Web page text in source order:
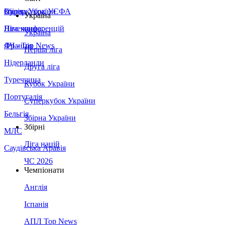
Збірна України
Італія
Німеччина
Франція
Нідерланди
Туреччина
Португалія
Бельгія
МЛС
Саудівська Аравія
Суперкубок УЄФА
Ліга конференцій
ЛЧ - Top News
Україна
Україна
Перша ліга
Друга ліга
Кубок України
Суперкубок України
Збірна України
Збірні
Ліга націй
ЧС 2026
Чемпіонати
Англія
Іспанія
АПЛ Top News